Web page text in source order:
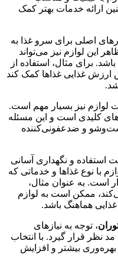
ارائه خدمات بهتر کمک
اصلی برای سرو غذا به
این لوازم نیز می‌تواند
برای مثال، استفاده از
ارزش غذایی غذاها کمک کند
لوازم نیز بسیار مهم است.
کلیدی است و این مسئله
و ضدعفونی‌کننده
استفاده و نگهداری آسانی
با نوع غذاها و خدماتی که
است. به عنوان مثال،
ممکن است به لوازم
هماهنگ باشد.
، توجه به نیازهای
مد نظر قرار گیرد. با انتخاب
بهره‌وری بیشتر و افزایش